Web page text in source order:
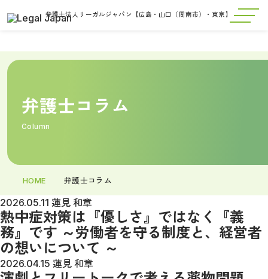
弁護士法人リーガルジャパン【広島・山口（周南市）・東京】
弁護士コラム
Column
HOME 弁護士コラム
2026.05.11 蓮見 和章
熱中症対策は『優しさ』ではなく『義
務』です ～労働者を守る制度と、経営者
の想いについて ～
2026.04.15 蓮見 和章